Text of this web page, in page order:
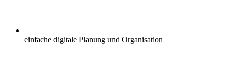
einfache digitale Planung und Organisation